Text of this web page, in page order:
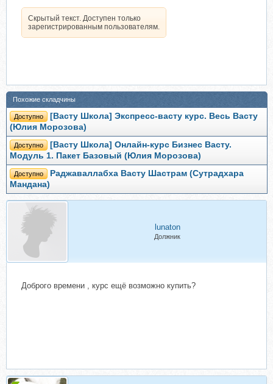
Скрытый текст. Доступен только
зарегистрированным пользователям.
Похожие складчины
Доступно
[Васту Школа] Экспресс-васту курс. Весь Васту
(Юлия Морозова)
Доступно
[Васту Школа] Онлайн-курс Бизнес Васту.
Модуль 1. Пакет Базовый (Юлия Морозова)
Доступно
Раджаваллабха Васту Шастрам (Сутрадхара
Мандана)
lunaton
Должник
Доброго времени , курс ещё возможно купить?